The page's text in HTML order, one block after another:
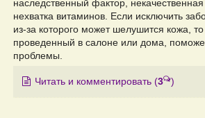
наследственный фактор,
нехватка витаминов. Если исключить
из-за которого может шелушится кожа,
проведенный в салоне или дома,
проблемы.
Читать и комментировать (3 )